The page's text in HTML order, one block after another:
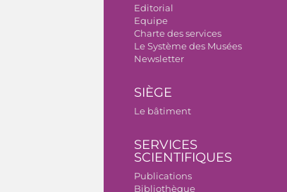
Editorial
Equipe
Charte des services
Le Système des Musées
Newsletter
SIÈGE
Le bâtiment
SERVICES
SCIENTIFIQUES
Publications
Bibliothèque